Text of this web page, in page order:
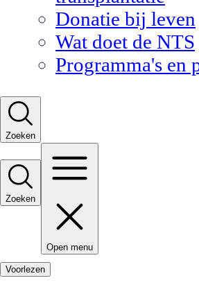
Donatie bij leven
Wat doet de NTS
Programma's en
Zoeken
Zoeken
Open menu
Voorlezen